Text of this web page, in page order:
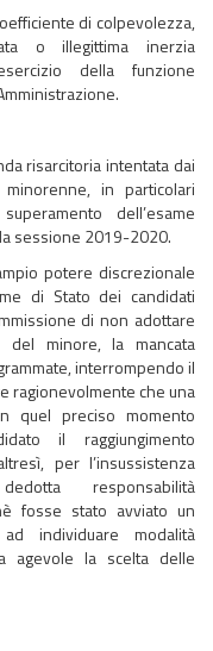
di colpevolezza,
o illegittima inerzia
della funzione
risarcitoria intentata dai
in particolari
dell’esame
sessione 2019-2020.
potere discrezionale
di Stato dei candidati
di non adottare
del minore, la mancata
interrompendo il
ragionevolmente che una
quel preciso momento
il raggiungimento
per l’insussistenza
responsabilità
fosse stato avviato un
individuare modalità
agevole la scelta delle